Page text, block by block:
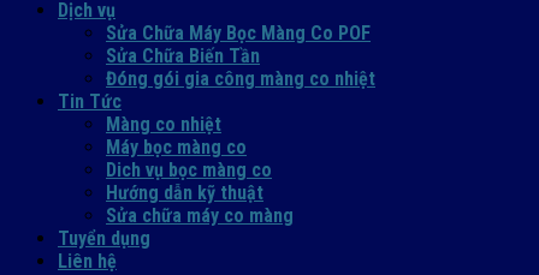
Dịch vụ
Sửa Chữa Máy Bọc Màng Co POF
Sửa Chữa Biến Tần
Đóng gói gia công màng co nhiệt
Tin Tức
Màng co nhiệt
Máy bọc màng co
Dich vụ bọc màng co
Hướng dẫn kỹ thuật
Sửa chữa máy co màng
Tuyển dụng
Liên hệ